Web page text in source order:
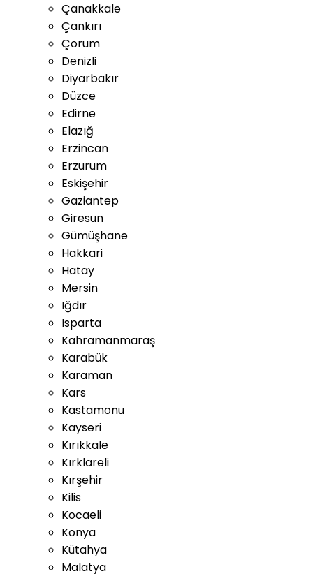
Çanakkale
Çankırı
Çorum
Denizli
Diyarbakır
Düzce
Edirne
Elazığ
Erzincan
Erzurum
Eskişehir
Gaziantep
Giresun
Gümüşhane
Hakkari
Hatay
Mersin
Iğdır
Isparta
Kahramanmaraş
Karabük
Karaman
Kars
Kastamonu
Kayseri
Kırıkkale
Kırklareli
Kırşehir
Kilis
Kocaeli
Konya
Kütahya
Malatya